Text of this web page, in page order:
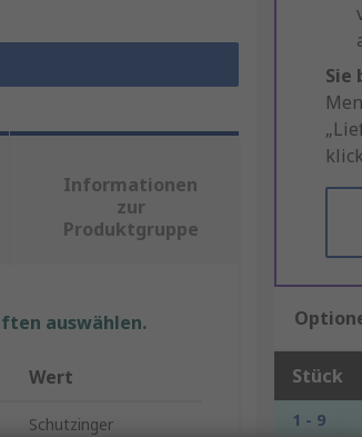
Sie
Stück
1 - 9
Informationen
zur
Produktgruppe
auswählen.
Wert
Schutzinger